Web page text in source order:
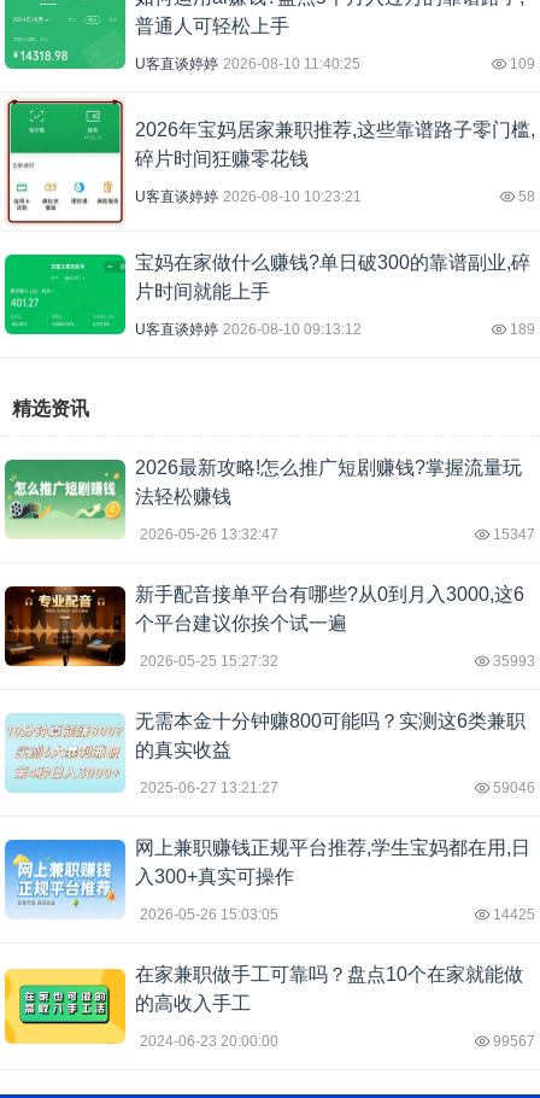
普通人可轻松上手
U客直谈婷婷 2026-08-10 11:40:25 109
2026年宝妈居家兼职推荐,这些靠谱路子零门槛,
碎片时间狂赚零花钱
U客直谈婷婷 2026-08-10 10:23:21 58
宝妈在家做什么赚钱?单日破300的靠谱副业,碎
片时间就能上手
U客直谈婷婷 2026-08-10 09:13:12 189
精选资讯
2026最新攻略!怎么推广短剧赚钱?掌握流量玩
法轻松赚钱
2026-05-26 13:32:47 15347
新手配音接单平台有哪些?从0到月入3000,这6
个平台建议你挨个试一遍
2026-05-25 15:27:32 35993
无需本金十分钟赚800可能吗？实测这6类兼职
的真实收益
2025-06-27 13:21:27 59046
网上兼职赚钱正规平台推荐,学生宝妈都在用,日
入300+真实可操作
2026-05-26 15:03:05 14425
在家兼职做手工可靠吗？盘点10个在家就能做
的高收入手工
2024-06-23 20:00:00 99567